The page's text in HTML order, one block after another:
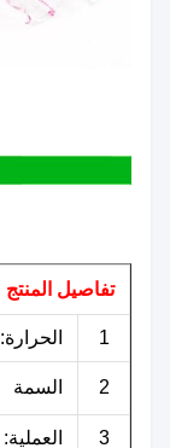
تفاصيل المنتج
1 الحرارة:
2 السمة
3 العملية: